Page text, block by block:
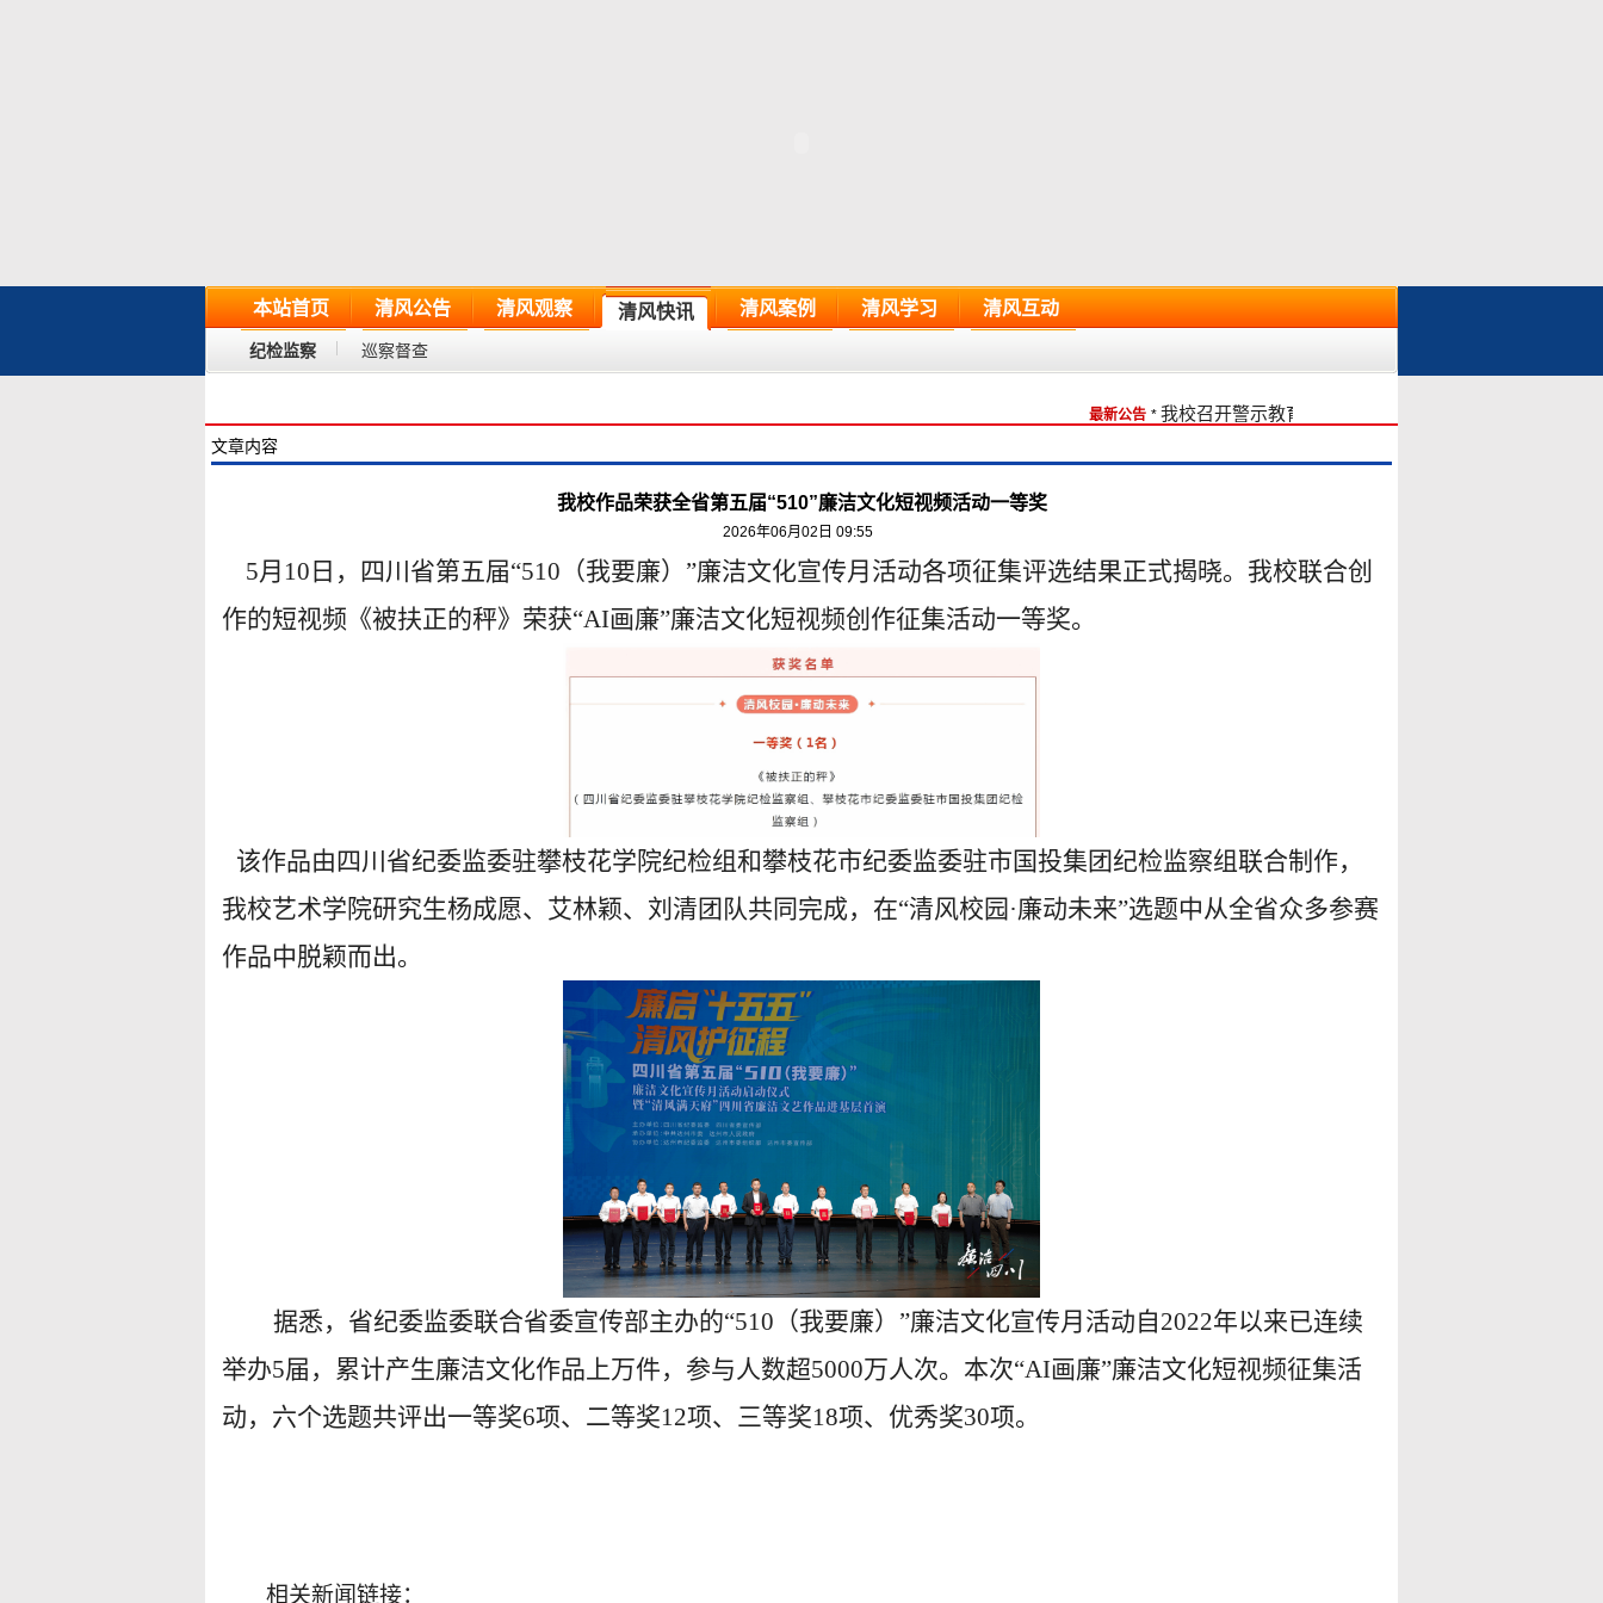
本站首页 清风公告 清风观察 清风快讯 清风案例 清风学习 清风互动
纪检监察 巡察督查
最新公告 * 我校召开警示教育会
文章内容
我校作品荣获全省第五届“510”廉洁文化短视频活动一等奖
2026年06月02日 09:55
5月10日，四川省第五届“510（我要廉）”廉洁文化宣传月活动各项征集评选结果正式揭晓。我校联合创
作的短视频《被扶正的秤》荣获“AI画廉”廉洁文化短视频创作征集活动一等奖。
该作品由四川省纪委监委驻攀枝花学院纪检组和攀枝花市纪委监委驻市国投集团纪检监察组联合制作，
我校艺术学院研究生杨成愿、艾林颖、刘清团队共同完成，在“清风校园·廉动未来”选题中从全省众多参赛
作品中脱颖而出。
据悉，省纪委监委联合省委宣传部主办的“510（我要廉）”廉洁文化宣传月活动自2022年以来已连续
举办5届，累计产生廉洁文化作品上万件，参与人数超5000万人次。本次“AI画廉”廉洁文化短视频征集活
动，六个选题共评出一等奖6项、二等奖12项、三等奖18项、优秀奖30项。
相关新闻链接：